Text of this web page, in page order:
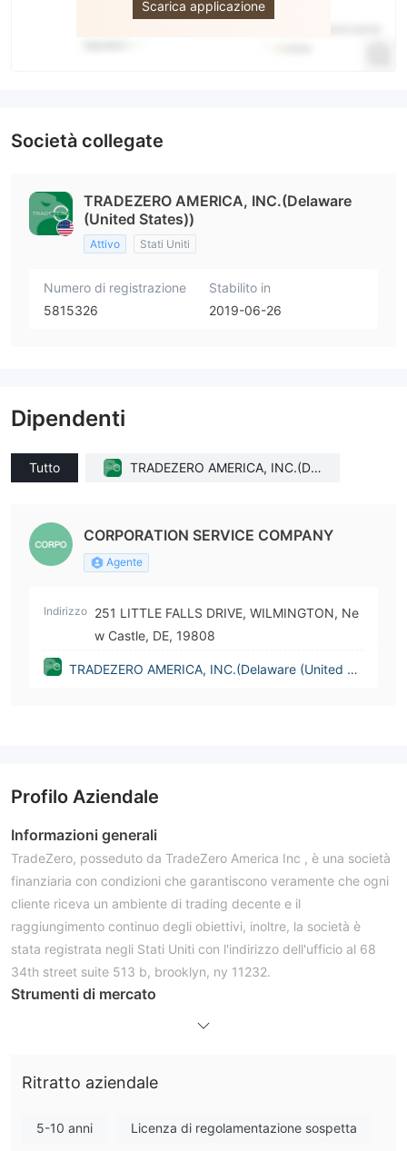
Scarica applicazione
Società collegate
TRADEZERO AMERICA, INC.(Delaware
(United States))
Attivo Stati Uniti
Numero di registrazione
5815326
Stabilito in
2019-06-26
Dipendenti
Tutto
TRADEZERO AMERICA, INC.(Del
CORPORATION SERVICE COMPANY
Agente
Indirizzo 251 LITTLE FALLS DRIVE, WILMINGTON, Ne
w Castle, DE, 19808
TRADEZERO AMERICA, INC.(Delaware (United St
Profilo Aziendale
Informazioni generali
TradeZero, posseduto da TradeZero America Inc , è una società
finanziaria con condizioni che garantiscono veramente che ogni
cliente riceva un ambiente di trading decente e il
raggiungimento continuo degli obiettivi, inoltre, la società è
stata registrata negli Stati Uniti con l'indirizzo dell'ufficio al 68
34th street suite 513 b, brooklyn, ny 11232.
Strumenti di mercato
I clienti possono aprire un conto con un deposito minimo di
Spread e commissioni
Ritratto aziendale
5-10 anni Licenza di regolamentazione sospetta